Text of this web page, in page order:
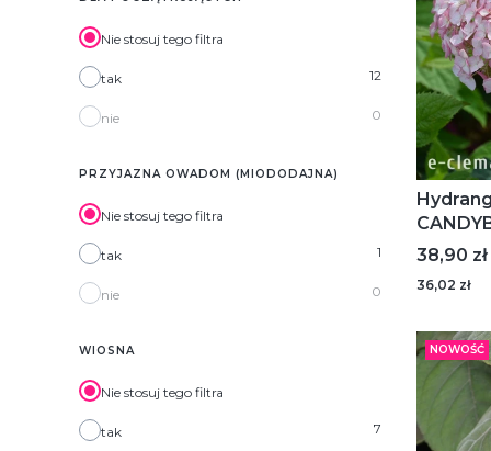
Nie stosuj tego filtra
tak 12
nie 0
PRZYJAZNA OWADOM (MIODODAJNA)
Nie stosuj tego filtra
tak 1
nie 0
WIOSNA
Nie stosuj tego filtra
tak 7
Grhyar
Cena
38,90 zł
36,02 zł
NOWOŚĆ